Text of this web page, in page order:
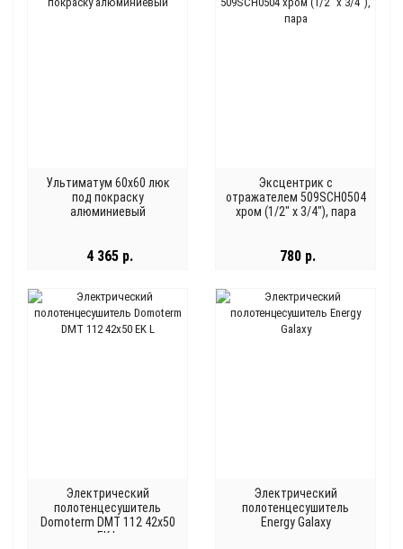
Ультиматум 60x60 люк
под покраску
алюминиевый
4 365 р.
Эксцентрик с
отражателем 509SCH0504
хром (1/2" х 3/4"), пара
780 р.
Электрический
полотенцесушитель
Domoterm DMT 112 42x50
EK L
Электрический
полотенцесушитель
Energy Galaxy